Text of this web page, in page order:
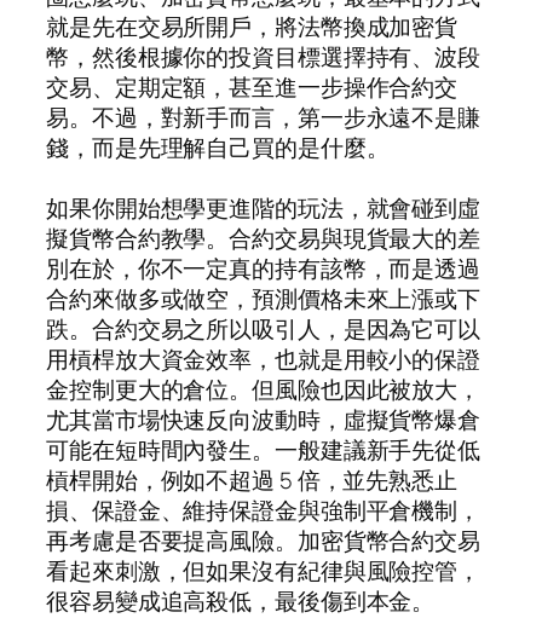
就是先在交易所開戶，將法幣換成加密貨
幣，然後根據你的投資目標選擇持有、波段
交易、定期定額，甚至進一步操作合約交
易。不過，對新手而言，第一步永遠不是賺
錢，而是先理解自己買的是什麼。
如果你開始想學更進階的玩法，就會碰到虛
擬貨幣合約教學。合約交易與現貨最大的差
別在於，你不一定真的持有該幣，而是透過
合約來做多或做空，預測價格未來上漲或下
跌。合約交易之所以吸引人，是因為它可以
用槓桿放大資金效率，也就是用較小的保證
金控制更大的倉位。但風險也因此被放大，
尤其當市場快速反向波動時，虛擬貨幣爆倉
可能在短時間內發生。一般建議新手先從低
槓桿開始，例如不超過 5 倍，並先熟悉止
損、保證金、維持保證金與強制平倉機制，
再考慮是否要提高風險。加密貨幣合約交易
看起來刺激，但如果沒有紀律與風險控管，
很容易變成追高殺低，最後傷到本金。